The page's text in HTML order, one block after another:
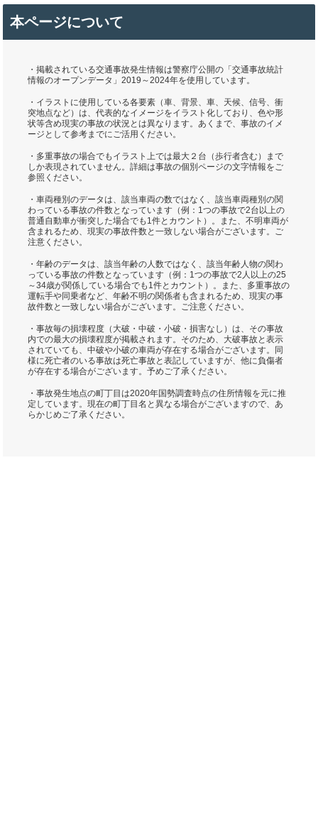
本ページについて
・掲載されている交通事故発生情報は警察庁公開の「交通事故統計
情報のオープンデータ」2019～2024年を使用しています。
・イラストに使用している各要素（車、背景、車、天候、信号、衝
突地点など）は、代表的なイメージをイラスト化しており、色や形
状等含め現実の事故の状況とは異なります。あくまで、事故のイメ
ージとして参考までにご活用ください。
・多重事故の場合でもイラスト上では最大２台（歩行者含む）まで
しか表現されていません。詳細は事故の個別ページの文字情報をご
参照ください。
・車両種別のデータは、該当車両の数ではなく、該当車両種別の関
わっている事故の件数となっています（例：1つの事故で2台以上の
普通自動車が衝突した場合でも1件とカウント）。また、不明車両が
含まれるため、現実の事故件数と一致しない場合がございます。ご
注意ください。
・年齢のデータは、該当年齢の人数ではなく、該当年齢人物の関わ
っている事故の件数となっています（例：1つの事故で2人以上の25
～34歳が関係している場合でも1件とカウント）。また、多重事故の
運転手や同乗者など、年齢不明の関係者も含まれるため、現実の事
故件数と一致しない場合がございます。ご注意ください。
・事故毎の損壊程度（大破・中破・小破・損害なし）は、その事故
内での最大の損壊程度が掲載されます。そのため、大破事故と表示
されていても、中破や小破の車両が存在する場合がございます。同
様に死亡者のいる事故は死亡事故と表記していますが、他に負傷者
が存在する場合がございます。予めご了承ください。
・事故発生地点の町丁目は2020年国勢調査時点の住所情報を元に推
定しています。現在の町丁目名と異なる場合がございますので、あ
らかじめご了承ください。